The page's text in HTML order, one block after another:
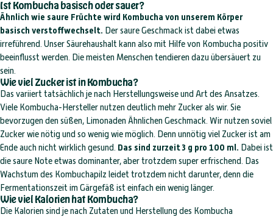
Ist Kombucha basisch oder sauer?
Ähnlich wie saure Früchte wird Kombucha von unserem Körper
basisch verstoffwechselt. Der saure Geschmack ist dabei etwas
irreführend. Unser Säurehaushalt kann also mit Hilfe von Kombucha positiv
beeinflusst werden. Die meisten Menschen tendieren dazu übersäuert zu
sein.
Wie viel Zucker ist in Kombucha?
Das variiert tatsächlich je nach Herstellungsweise und Art des Ansatzes.
Viele Kombucha-Hersteller nutzen deutlich mehr Zucker als wir. Sie
bevorzugen den süßen, Limonaden Ähnlichen Geschmack. Wir nutzen soviel
Zucker wie nötig und so wenig wie möglich. Denn unnötig viel Zucker ist am
Ende auch nicht wirklich gesund. Das sind zurzeit 3 g pro 100 ml. Dabei ist
die saure Note etwas dominanter, aber trotzdem super erfrischend. Das
Wachstum des Kombuchapilz leidet trotzdem nicht darunter, denn die
Fermentationszeit im Gärgefäß ist einfach ein wenig länger.
Wie viel Kalorien hat Kombucha?
Die Kalorien sind je nach Zutaten und Herstellung des Kombucha